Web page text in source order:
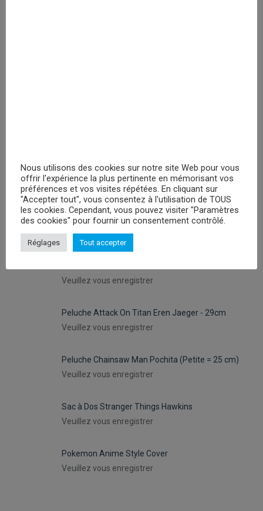
PROMOTIONS
Peluches Hello Kitty Keroppy- 30cm
Veuillez vous enregistrer
Veuillez vous enregistrer
Peluche Attack On Titan Eren Jaeger - 29cm
Veuillez vous enregistrer
Peluche Chainsaw Man Pochita (Petite = 25 cm)
Veuillez vous enregistrer
Sac à Dos Stranger Things Hawkins
Veuillez vous enregistrer
Pokemon Anime Style Cover
Veuillez vous enregistrer
Nous utilisons des cookies sur notre site Web pour vous
offrir l'expérience la plus pertinente en mémorisant vos
préférences et vos visites répétées. En cliquant sur
"Accepter tout", vous consentez à l'utilisation de TOUS
les cookies. Cependant, vous pouvez visiter "Paramètres
des cookies" pour fournir un consentement contrôlé.
Réglages Tout accepter